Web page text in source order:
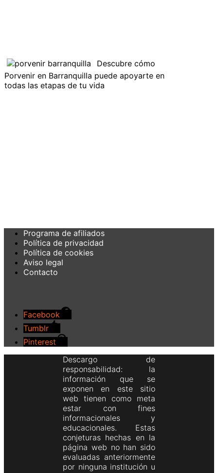
Descubre cómo
Porvenir en Barranquilla puede apoyarte en
todas las etapas de tu vida
Programa de afiliados
Política de privacidad
Política de cookies
Aviso legal
Contacto
Facebook
Tumblr
Pinterest
Descargo de
responsabilidad: la
información que se
exponen en este sitio
web tienen como meta
estar con fines
informacionales y
educacionales. Estas
conjeturas hechas en la
página web no han sido
evaluadas anteriormente
por ninguna institución u